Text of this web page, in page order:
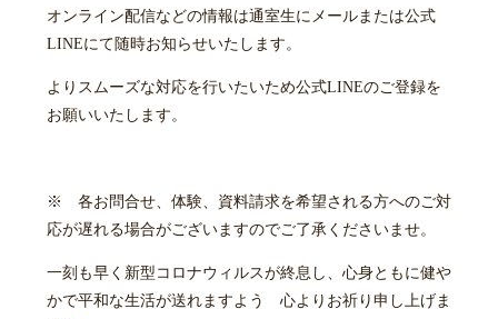
オンライン配信などの情報は通室生にメールまたは公式
LINEにて随時お知らせいたします。
よりスムーズな対応を行いたいため公式LINEのご登録を
お願いいたします。
※ 各お問合せ、体験、資料請求を希望される方へのご対
応が遅れる場合がございますのでご了承くださいませ。
一刻も早く新型コロナウィルスが終息し、心身ともに健や
かで平和な生活が送れますよう 心よりお祈り申し上げま